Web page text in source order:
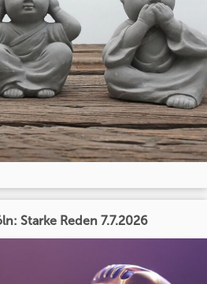
Starke Reden 7.7.2026